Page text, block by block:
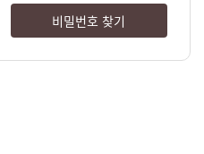
비밀번호 찾기